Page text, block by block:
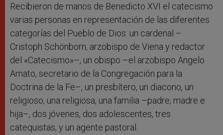
Recibieron de manos de Benedicto XVI el catecismo
varias personas en representación de las diferentes
categorías del Pueblo de Dios: un cardenal –
Cristoph Schönborn, arzobispo de Viena y redactor
del «Catecismo»–, un obispo –el arzobispo Angelo
Amato, secretario de la Congregación para la
Doctrina de la Fe–, un presbítero, un diacono, un
religioso, una religiosa, una familia –padre, madre e
hija–, dos jóvenes, dos adolescentes, tres
catequistas, y un agente pastoral.